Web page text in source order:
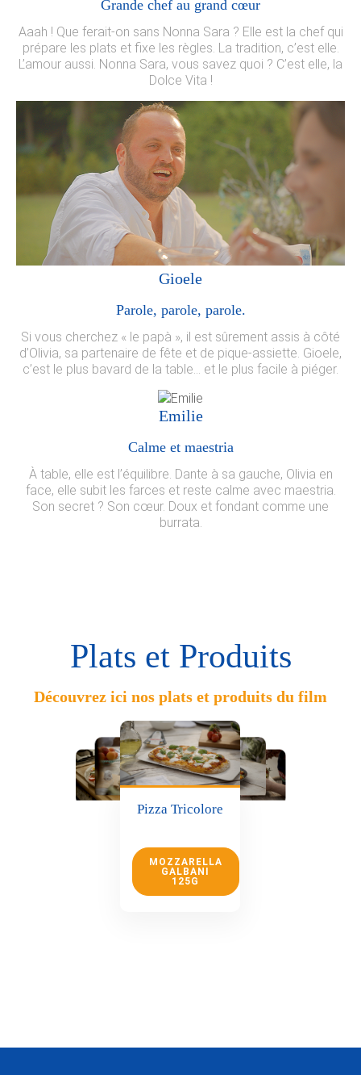
Grande chef au grand cœur
Aaah ! Que ferait-on sans Nonna Sara ? Elle est la chef qui
prépare les plats et fixe les règles. La tradition, c’est elle.
L’amour aussi. Nonna Sara, vous savez quoi ? C’est elle, la
Dolce Vita !
Gioele
Parole, parole, parole.
Si vous cherchez « le papà », il est sûrement assis à côté
d’Olivia, sa partenaire de fête et de pique-assiette. Gioele,
c’est le plus bavard de la table… et le plus facile à piéger.
Emilie
Calme et maestria
À table, elle est l’équilibre. Dante à sa gauche, Olivia en
face, elle subit les farces et reste calme avec maestria.
Son secret ? Son cœur. Doux et fondant comme une
burrata.
Plats et Produits
Découvrez ici nos plats et produits du film
Pizza Tricolore
MOZZARELLA
GALBANI
125G